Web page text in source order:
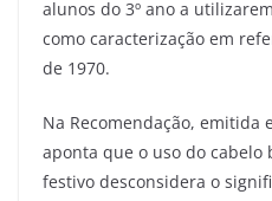
alunos do 3º ano a utilizarem
como caracterização em
de 1970.
Na Recomendação, emitida
aponta que o uso do cabelo
festivo desconsidera o